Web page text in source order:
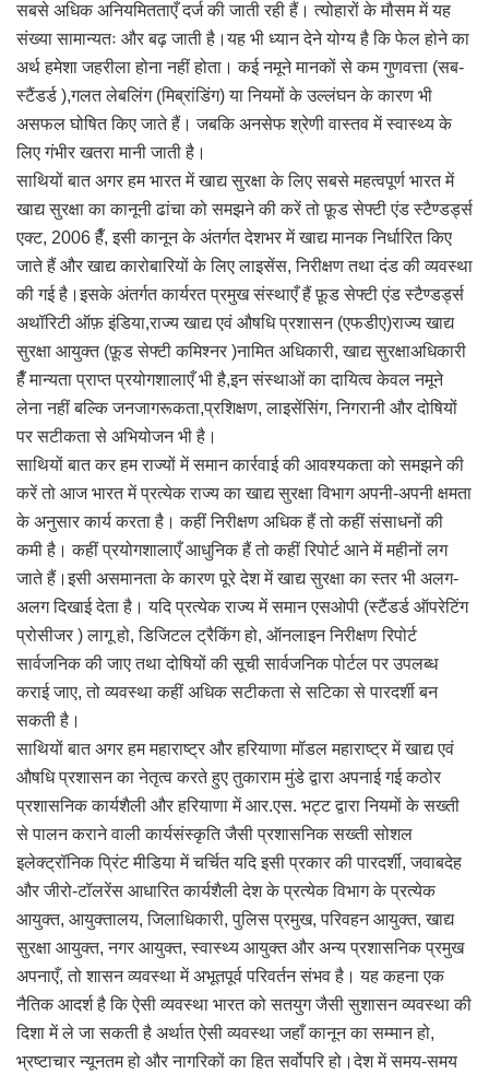
सबसे अधिक अनियमितताएँ दर्ज की जाती रही हैं। त्योहारों के मौसम में यह
संख्या सामान्यतः और बढ़ जाती है।यह भी ध्यान देने योग्य है कि फेल होने का
अर्थ हमेशा जहरीला होना नहीं होता। कई नमूने मानकों से कम गुणवत्ता (सब-
स्टैंडर्ड ),गलत लेबलिंग (मिब्रांडिंग) या नियमों के उल्लंघन के कारण भी
असफल घोषित किए जाते हैं। जबकि अनसेफ श्रेणी वास्तव में स्वास्थ्य के
लिए गंभीर खतरा मानी जाती है।
साथियों बात अगर हम भारत में खाद्य सुरक्षा के लिए सबसे महत्वपूर्ण भारत में
खाद्य सुरक्षा का कानूनी ढांचा को समझने की करें तो फ़ूड सेफ्टी एंड स्टैण्डर्ड्स
एक्ट, 2006 हैँ, इसी कानून के अंतर्गत देशभर में खाद्य मानक निर्धारित किए
जाते हैं और खाद्य कारोबारियों के लिए लाइसेंस, निरीक्षण तथा दंड की व्यवस्था
की गई है।इसके अंतर्गत कार्यरत प्रमुख संस्थाएँ हैं फ़ूड सेफ्टी एंड स्टैण्डर्ड्स
अथॉरिटी ऑफ़ इंडिया,राज्य खाद्य एवं औषधि प्रशासन (एफडीए)राज्य खाद्य
सुरक्षा आयुक्त (फ़ूड सेफ्टी कमिश्नर )नामित अधिकारी, खाद्य सुरक्षाअधिकारी
हैँ मान्यता प्राप्त प्रयोगशालाएँ भी है,इन संस्थाओं का दायित्व केवल नमूने
लेना नहीं बल्कि जनजागरूकता,प्रशिक्षण, लाइसेंसिंग, निगरानी और दोषियों
पर सटीकता से अभियोजन भी है।
साथियों बात कर हम राज्यों में समान कार्रवाई की आवश्यकता को समझने की
करें तो आज भारत में प्रत्येक राज्य का खाद्य सुरक्षा विभाग अपनी-अपनी क्षमता
के अनुसार कार्य करता है। कहीं निरीक्षण अधिक हैं तो कहीं संसाधनों की
कमी है। कहीं प्रयोगशालाएँ आधुनिक हैं तो कहीं रिपोर्ट आने में महीनों लग
जाते हैं।इसी असमानता के कारण पूरे देश में खाद्य सुरक्षा का स्तर भी अलग-
अलग दिखाई देता है। यदि प्रत्येक राज्य में समान एसओपी (स्टैंडर्ड ऑपरेटिंग
प्रोसीजर ) लागू हो, डिजिटल ट्रैकिंग हो, ऑनलाइन निरीक्षण रिपोर्ट
सार्वजनिक की जाए तथा दोषियों की सूची सार्वजनिक पोर्टल पर उपलब्ध
कराई जाए, तो व्यवस्था कहीं अधिक सटीकता से सटिका से पारदर्शी बन
सकती है।
साथियों बात अगर हम महाराष्ट्र और हरियाणा मॉडल महाराष्ट्र में खाद्य एवं
औषधि प्रशासन का नेतृत्व करते हुए तुकाराम मुंडे द्वारा अपनाई गई कठोर
प्रशासनिक कार्यशैली और हरियाणा में आर.एस. भट्ट द्वारा नियमों के सख्ती
से पालन कराने वाली कार्यसंस्कृति जैसी प्रशासनिक सख्ती सोशल
इलेक्ट्रॉनिक प्रिंट मीडिया में चर्चित यदि इसी प्रकार की पारदर्शी, जवाबदेह
और जीरो-टॉलरेंस आधारित कार्यशैली देश के प्रत्येक विभाग के प्रत्येक
आयुक्त, आयुक्तालय, जिलाधिकारी, पुलिस प्रमुख, परिवहन आयुक्त, खाद्य
सुरक्षा आयुक्त, नगर आयुक्त, स्वास्थ्य आयुक्त और अन्य प्रशासनिक प्रमुख
अपनाएँ, तो शासन व्यवस्था में अभूतपूर्व परिवर्तन संभव है। यह कहना एक
नैतिक आदर्श है कि ऐसी व्यवस्था भारत को सतयुग जैसी सुशासन व्यवस्था की
दिशा में ले जा सकती है अर्थात ऐसी व्यवस्था जहाँ कानून का सम्मान हो,
भ्रष्टाचार न्यूनतम हो और नागरिकों का हित सर्वोपरि हो।देश में समय-समय